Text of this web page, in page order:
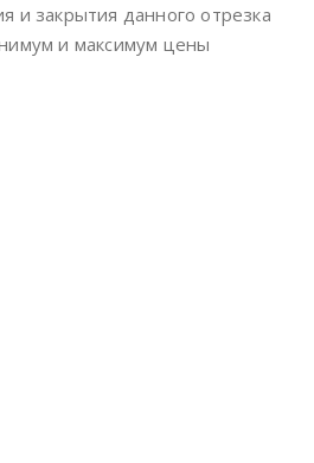
и закрытия данного отрезка
и максимум цены